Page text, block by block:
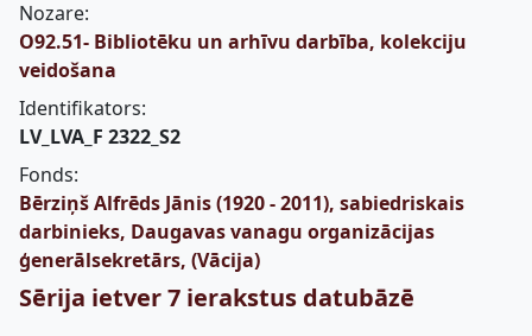
Nozare:
O92.51- Bibliotēku un arhīvu darbība, kolekciju
veidošana
Identifikators:
LV_LVA_F 2322_S2
Fonds:
Bērziņš Alfrēds Jānis (1920 - 2011), sabiedriskais
darbinieks, Daugavas vanagu organizācijas
ģenerālsekretārs, (Vācija)
Sērija ietver 7 ierakstus datubāzē